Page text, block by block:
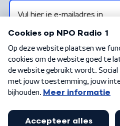
Algemene voorwaarden